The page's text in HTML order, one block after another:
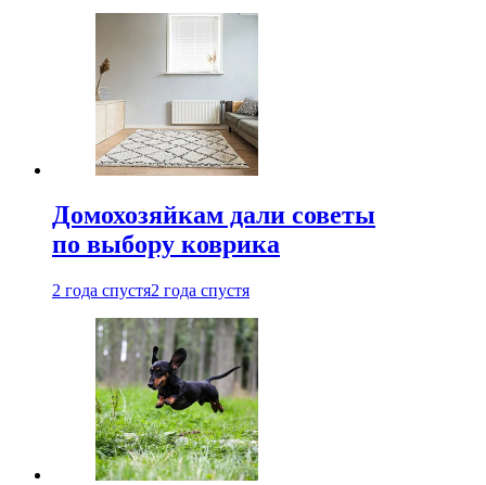
Домохозяйкам дали советы
по выбору коврика
2 года спустя2 года спустя